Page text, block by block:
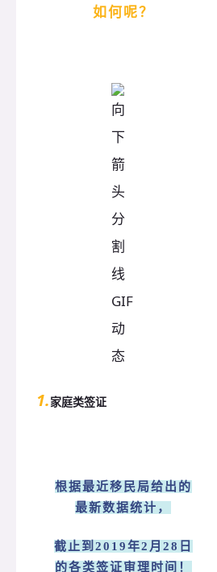
如何呢？
1.家庭类签证
根据最近移民局给出的
最新数据统计，
截止到2019年2月28日
的各类签证审理时间！